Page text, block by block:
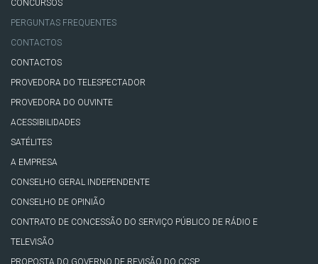
CONCURSOS
PERGUNTAS FREQUENTES
CONTACTOS
CONTACTOS
PROVEDORA DO TELESPECTADOR
PROVEDORA DO OUVINTE
ACESSIBILIDADES
SATÉLITES
A EMPRESA
CONSELHO GERAL INDEPENDENTE
CONSELHO DE OPINIÃO
CONTRATO DE CONCESSÃO DO SERVIÇO PÚBLICO DE RÁDIO E
TELEVISÃO
PROPOSTA DO GOVERNO DE REVISÃO DO CCSP